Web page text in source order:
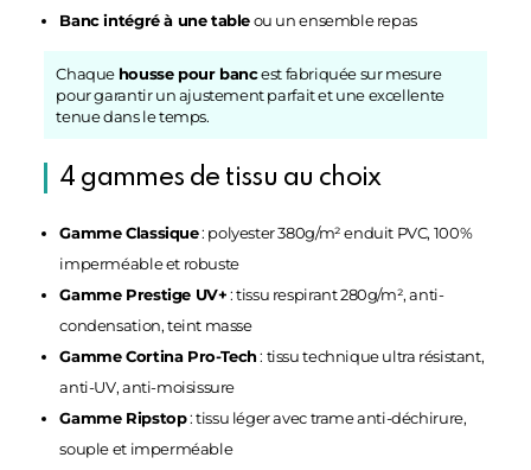
Banc intégré à une tableou un ensemble repas
Chaque housse pour bancest fabriquée sur mesure
pour garantir un ajustement parfait et une excellente
tenue dans le temps.
4 gammes de tissu au choix
Gamme Classique: polyester 380g/m² enduit PVC, 100%
imperméable et robuste
Gamme Prestige UV+: tissu respirant 280g/m², anti-
condensation, teint masse
Gamme Cortina Pro-Tech: tissu technique ultra résistant,
anti-UV, anti-moisissure
Gamme Ripstop: tissu léger avec trame anti-déchirure,
souple et imperméable